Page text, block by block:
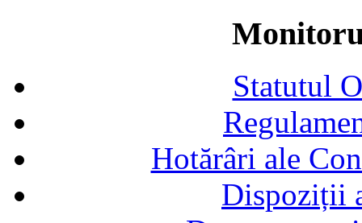
Statutul
Hotărâri ale
Dispoziții